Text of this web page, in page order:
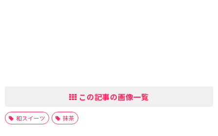
この記事の画像一覧
和スイーツ 抹茶